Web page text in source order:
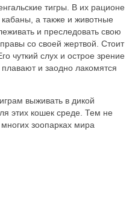
тигры. В их рационе
а также и животные
и преследовать свою
со своей жертвой. Стоит
чуткий слух и острое зрение
и заодно лакомятся
выживать в дикой
этих кошек среде. Тем не
зоопарках мира